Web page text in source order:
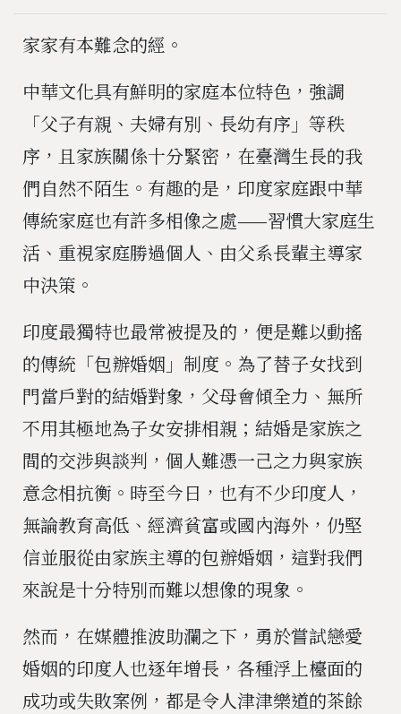
家家有本難念的經。
中華文化具有鮮明的家庭本位特色，強調
「父子有親、夫婦有別、長幼有序」等秩
序，且家族關係十分緊密，在臺灣生長的我
們自然不陌生。有趣的是，印度家庭跟中華
傳統家庭也有許多相像之處——習慣大家庭生
活、重視家庭勝過個人、由父系長輩主導家
中決策。
印度最獨特也最常被提及的，便是難以動搖
的傳統「包辦婚姻」制度。為了替子女找到
門當戶對的結婚對象，父母會傾全力、無所
不用其極地為子女安排相親；結婚是家族之
間的交涉與談判，個人難憑一己之力與家族
意念相抗衡。時至今日，也有不少印度人，
無論教育高低、經濟貧富或國內海外，仍堅
信並服從由家族主導的包辦婚姻，這對我們
來說是十分特別而難以想像的現象。
然而，在媒體推波助瀾之下，勇於嘗試戀愛
婚姻的印度人也逐年增長，各種浮上檯面的
成功或失敗案例，都是令人津津樂道的茶餘